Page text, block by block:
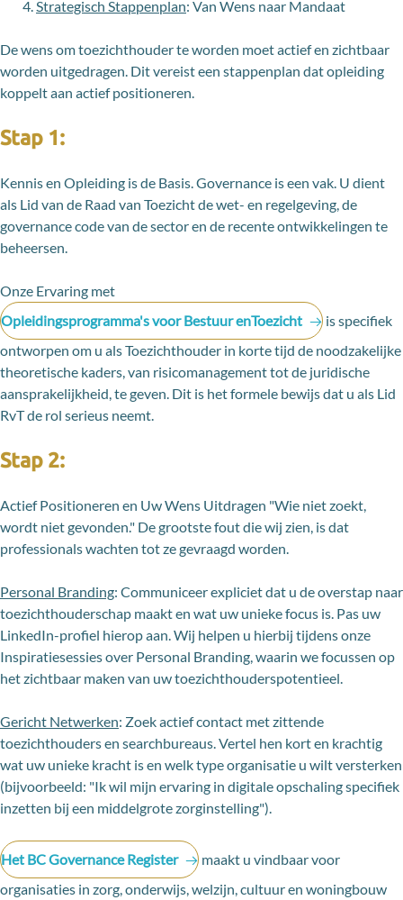
Strategisch Stappenplan: Van Wens naar Mandaat
De wens om toezichthouder te worden moet actief en zichtbaar
worden uitgedragen. Dit vereist een stappenplan dat opleiding
koppelt aan actief positioneren.
Stap 1:
Kennis en Opleiding is de Basis. Governance is een vak. U dient
als Lid van de Raad van Toezicht de wet- en regelgeving, de
governance code van de sector en de recente ontwikkelingen te
beheersen.
Onze Ervaring met
Opleidingsprogramma's voor Bestuur enToezicht
is specifiek
ontworpen om u als Toezichthouder in korte tijd de noodzakelijke
theoretische kaders, van risicomanagement tot de juridische
aansprakelijkheid, te geven. Dit is het formele bewijs dat u als Lid
RvT de rol serieus neemt.
Stap 2:
Actief Positioneren en Uw Wens Uitdragen "Wie niet zoekt,
wordt niet gevonden." De grootste fout die wij zien, is dat
professionals wachten tot ze gevraagd worden.
Personal Branding: Communiceer expliciet dat u de overstap naar
toezichthouderschap maakt en wat uw unieke focus is. Pas uw
LinkedIn-profiel hierop aan. Wij helpen u hierbij tijdens onze
Inspiratiesessies over Personal Branding, waarin we focussen op
het zichtbaar maken van uw toezichthouderspotentieel.
Gericht Netwerken: Zoek actief contact met zittende
toezichthouders en searchbureaus. Vertel hen kort en krachtig
wat uw unieke kracht is en welk type organisatie u wilt versterken
(bijvoorbeeld: "Ik wil mijn ervaring in digitale opschaling specifiek
inzetten bij een middelgrote zorginstelling").
Het BC Governance Register
maakt u vindbaar voor
organisaties in zorg, onderwijs, welzijn, cultuur en woningbouw